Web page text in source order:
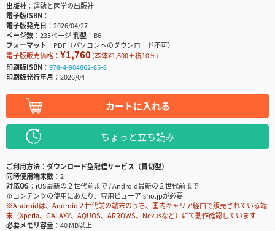
出版社
運動と医学の出版社
電子版ISBN
電子版発売日
2026/04/27
ページ数
235ページ判型
B6
フォーマット
PDF（パソコンへのダウンロード不可）
電子版販売価格： ¥1,760(本体¥1,600＋税10％)
印刷版ISBN
978-4-904862-85-8
印刷版発行年月
2026/04
カートに入れる
ちょっと立ち読み
ご利用方法
ダウンロード型配信サービス（買切型）
同時使用端末数
2
対応OS
iOS最新の２世代前まで / Android最新の２世代前まで
※コンテンツの使用にあたり、専用ビューアisho.jpが必要
※Androidは、Android２世代前の端末のうち、国内キャリア経由で販売されている端
末（Xperia、GALAXY、AQUOS、ARROWS、Nexusなど）にて動作確認しています
必要メモリ容量
40 MB以上